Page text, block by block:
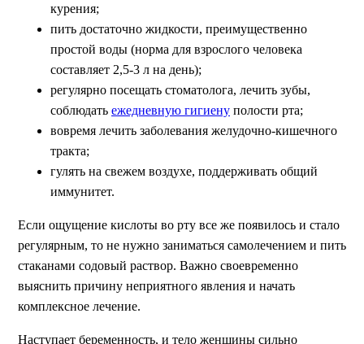
курения;
пить достаточно жидкости, преимущественно
простой воды (норма для взрослого человека
составляет 2,5-3 л на день);
регулярно посещать стоматолога, лечить зубы,
соблюдать ежедневную гигиену полости рта;
вовремя лечить заболевания желудочно-кишечного
тракта;
гулять на свежем воздухе, поддерживать общий
иммунитет.
Если ощущение кислоты во рту все же появилось и стало
регулярным, то не нужно заниматься самолечением и пить
стаканами содовый раствор. Важно своевременно
выяснить причину неприятного явления и начать
комплексное лечение.
Наступает беременность, и тело женщины сильно